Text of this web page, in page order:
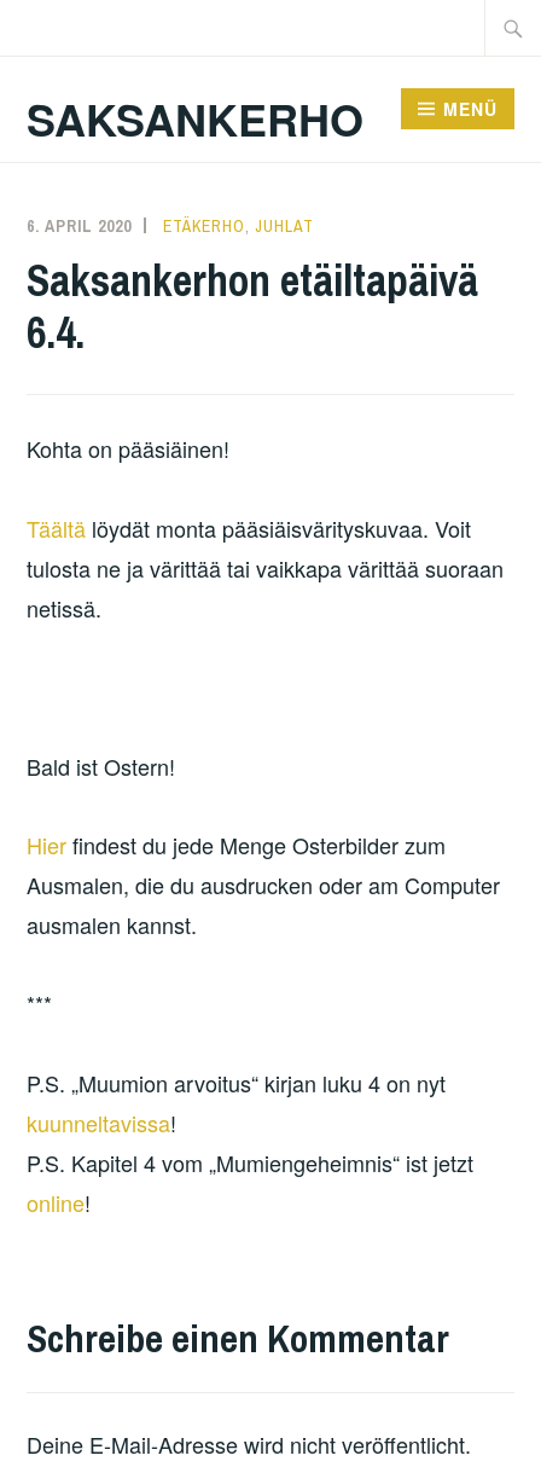
Suche
SAKSANKERHO MENÜ
6. APRIL 2020 KAREN
ETÄKERHO ,JUHLAT
Saksankerhon etäiltapäivä
6.4.
Kohta on pääsiäinen!
Täältä löydät monta pääsiäisvärityskuvaa. Voit
tulosta ne ja värittää tai vaikkapa värittää suoraan
netissä.
Bald ist Ostern!
Hierfindest du jede Menge Osterbilder zum
Ausmalen, die du ausdrucken oder am Computer
ausmalen kannst.
***
P.S. „Muumion arvoitus“ kirjan luku 4 on nyt
kuunneltavissa!
P.S. Kapitel 4 vom „Mumiengeheimnis“ ist jetzt
online!
Schreibe einen Kommentar
Deine E-Mail-Adresse wird nicht veröffentlicht.